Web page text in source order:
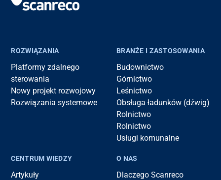
ROZWIĄZANIA
Platformy zdalnego
sterowania
Nowy projekt rozwojowy
Rozwiązania systemowe
BRANŻE I ZASTOSOWANIA
Budownictwo
Górnictwo
Leśnictwo
Obsługa ładunków (dźwig)
Rolnictwo
Rolnictwo
Usługi komunalne
CENTRUM WIEDZY
Artykuły
O NAS
Dlaczego Scanreco